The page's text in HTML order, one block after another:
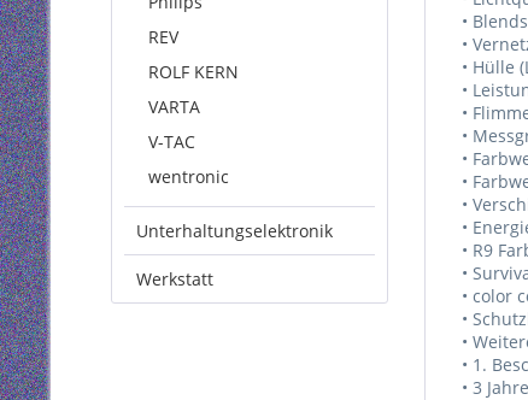
REV
ROLF KERN
VARTA
V-TAC
wentronic
Unterhaltungselektronik
Werkstatt
•
•
• Hülle
•
•
•
•
•
•
•
• R9
•
• color
•
•
• 1.
• 3